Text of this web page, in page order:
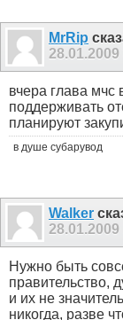
MrRip
28.01.2009
вчера глава мчс
поддерживать
планируют
в душе субарувод
Walker
28.01.2009
Нужно быть
правительство,
и их не
никогда, разве